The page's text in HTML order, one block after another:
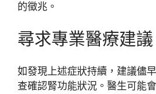
的徵兆。
尋求專業醫療建議
如發現上述症狀持續，建議儘
查確認腎功能狀況。醫生可能